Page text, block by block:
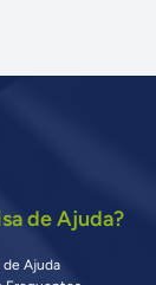
de Ajuda?
Ajuda